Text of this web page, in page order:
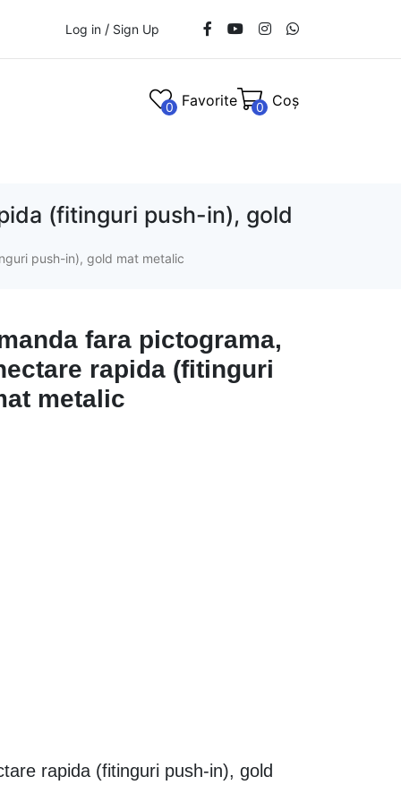
Log in / Sign Up
0 Favorite 0 Coș
(fitinguri push-in), gold
push-in), gold mat metalic
fara pictograma,
rapida (fitinguri
metalic
rapida (fitinguri push-in), gold